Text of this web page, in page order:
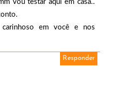
vou testar aqui em casa..
em você e nos
Responder